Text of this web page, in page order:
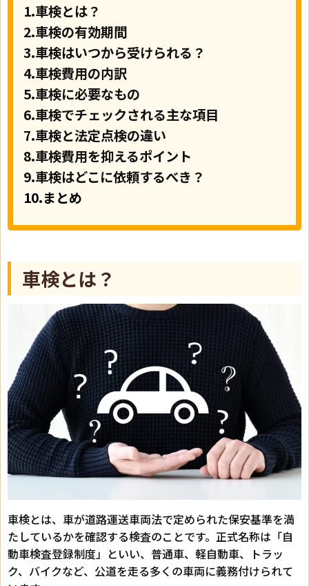
1.車検とは？
2.車検の有効期間
3.車検はいつから受けられる？
4.車検費用の内訳
5.車検に必要なもの
6.車検でチェックされる主な項目
7.車検と法定点検の違い
8.車検費用を抑えるポイント
9.車検はどこに依頼するべき？
10.まとめ
車検とは？
車検とは、車が道路運送車両法で定められた保安基準を満
たしているかを確認する検査のことです。正式名称は「自
動車検査登録制度」といい、普通車、軽自動車、トラッ
ク、バイクなど、公道を走る多くの車両に義務付けられて